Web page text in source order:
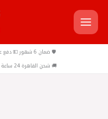
تخطي
إلى
المحتوى
🛡️ ضمان 6 شهور 💵 دفع عند الاستلام 🔄 استبدال سهل
🚚 شحن القاهرة 24 ساعة 📦 شحن المحافظات 72 ساعة